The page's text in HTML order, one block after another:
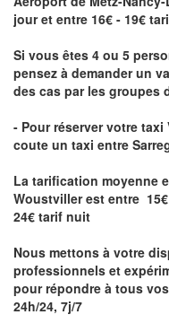
jour et entre 16€ - 19€
Si vous êtes 4 ou 5
pensez à demander un
des cas par les groupes
- Pour réserver votre
coute un taxi entre
La tarification moyenne
Woustviller est entre
24€ tarif nuit
Nous mettons à votre
professionnels et
pour répondre à tous
24h/24, 7j/7